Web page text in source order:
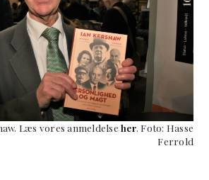
Læs vores anmeldelseher. Foto: Hasse
Ferrold